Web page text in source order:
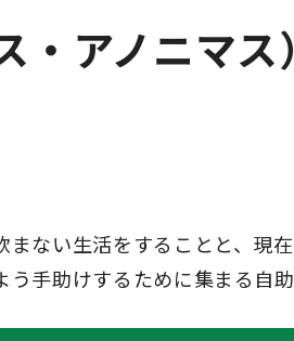
・アノニマ
ない生活をすることと、現
手助けするために集まる自助